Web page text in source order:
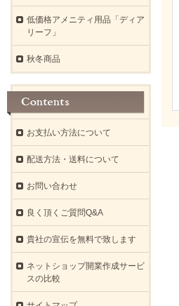
低価格アメニティ用品「ディア
リーフ」
秋冬商品
お支払い方法について
配送方法・送料について
お問い合わせ
良く頂くご質問Q&A
貴社の宣伝を無料で致します
ネットショップ開業作成サービ
スの比較